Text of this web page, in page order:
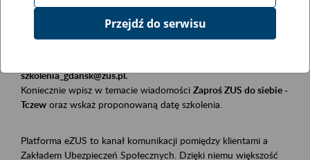
Opis wydarzenia
Szkolenie stacjonarne w siedzibie firmy, instytucji, urzędu.
szkolenia_gdansk@zus.pl.
Koniecznie wpisz w temacie wiadomości Zaproś ZUS do siebie -
Tczew oraz wskaż proponowaną datę szkolenia.
Platforma eZUS to kanał komunikacji pomiędzy klientami a
Zakładem Ubezpieczeń Społecznych. Dzięki niemu większość
Przejdź do serwisu